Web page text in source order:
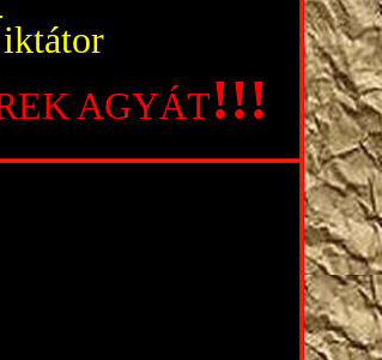
iktátor
AGYÁT!!!